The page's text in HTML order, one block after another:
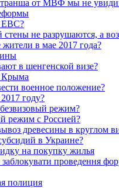
транша от МВФ мы не
ЕВС?
не разрушаются, а
в мае 2017 года?
в шенгенской визе?
Крыма
военное положение?
году?
режим?
режим с Россией?
древесины в круглом
в Украине?
на покупку жилья
проведення
полиция